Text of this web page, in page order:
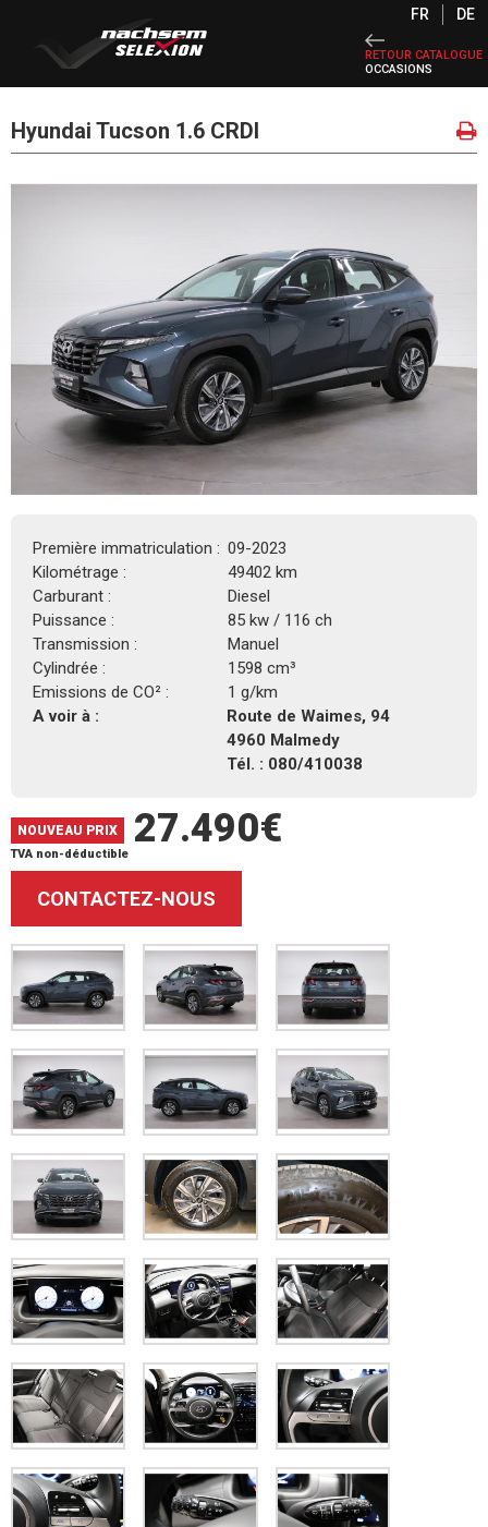
RETOUR CATALOGUE
OCCASIONS
FR DE
Hyundai Tucson 1.6 CRDI
Première immatriculation : 09-2023
Kilométrage :
49402 km
Carburant :
Diesel
Puissance :
85 kw / 116 ch
Transmission :
Manuel
Cylindrée :
1598 cm³
Emissions de CO² :
1 g/km
A voir à :
Route de Waimes, 94
4960 Malmedy
Tél. : 080/410038
NOUVEAU PRIX 27.490€
TVA non-déductible
CONTACTEZ-NOUS